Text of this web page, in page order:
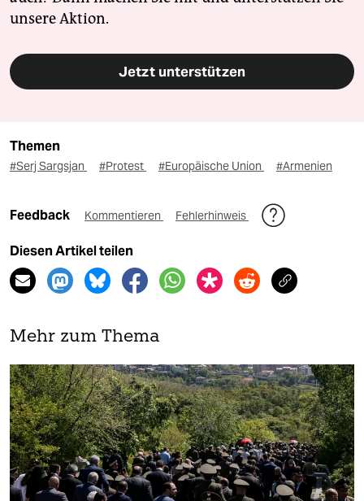
unsere Aktion.
Jetzt unterstützen
Themen
#Serj Sargsjan #Protest #Europäische Union #Armenien
Feedback Kommentieren Fehlerhinweis
Diesen Artikel teilen
Mehr zum Thema